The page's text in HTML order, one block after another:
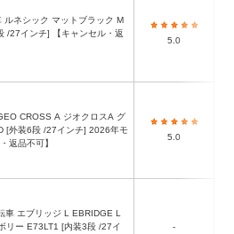
/27インチ] 【キャンセル・返
5.0
[外装6段 /27インチ] 2026年モ
返品不可】
5.0
リー E73LT1 [内装3段 /27イ
-